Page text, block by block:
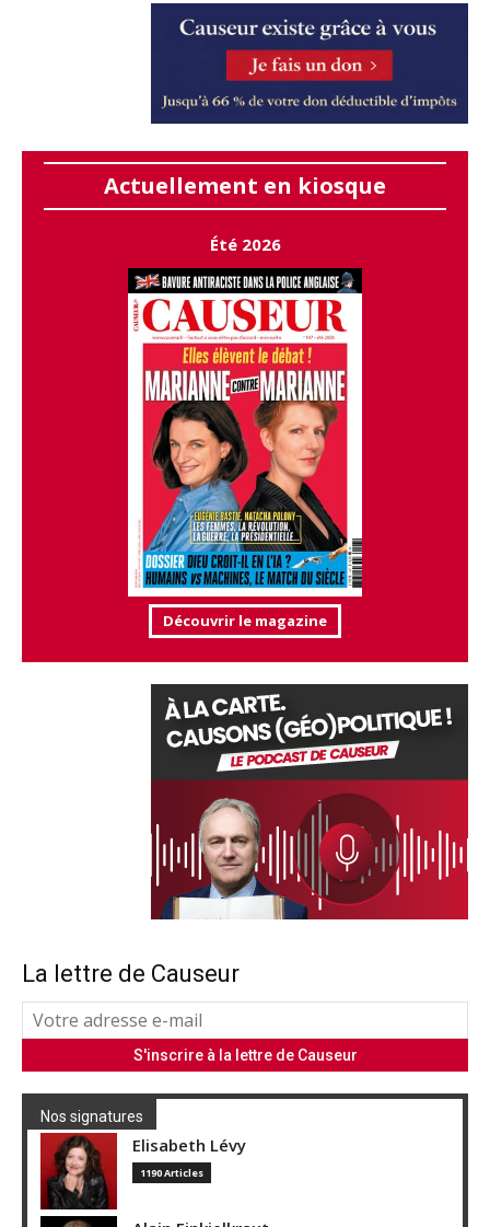
Actuellement en kiosque
Été 2026
Découvrir le magazine
La lettre de Causeur
Nos signatures
Elisabeth Lévy
1190 Articles